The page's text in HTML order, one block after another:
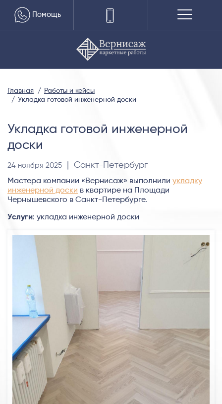
Помощь
Главная
Работы и кейсы
Укладка готовой инженерной доски
Укладка готовой инженерной
доски
24 ноября 2025 | Санкт-Петербург
Мастера компании «Вернисаж» выполнили укладку
инженерной доски в квартире на Площади
Чернышевского в Санкт-Петербурге.
Услуги: укладка инженерной доски